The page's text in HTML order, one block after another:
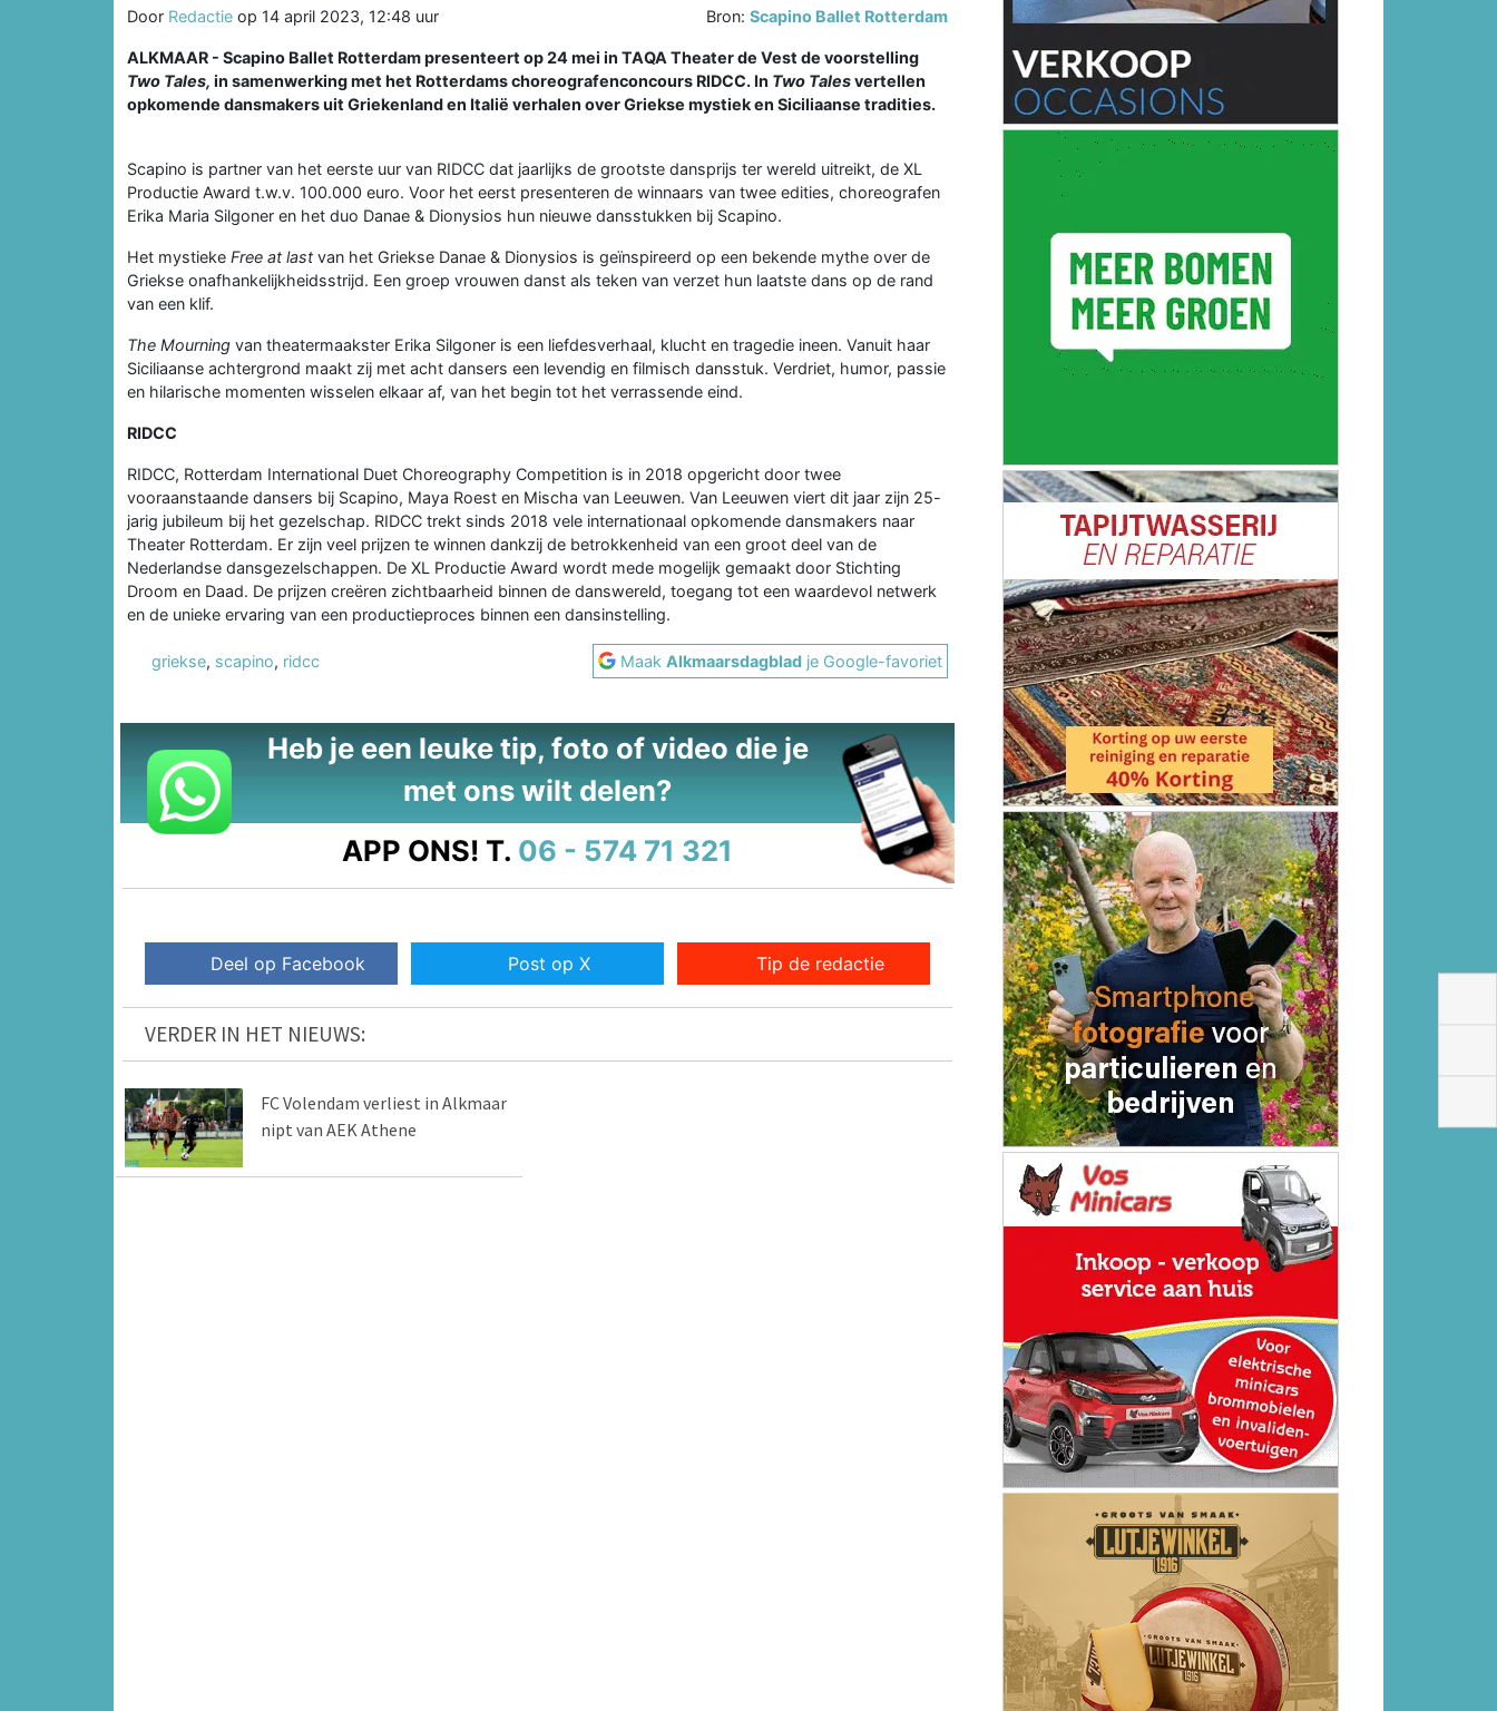
Door Redactie op 14 april 2023, 12:48 uur Bron:Scapino Ballet Rotterdam
ALKMAAR - Scapino Ballet Rotterdam presenteert op 24 mei in TAQA Theater de Vest de voorstelling
Two Tales, in samenwerking met het Rotterdams choreografenconcours RIDCC. In Two Talesvertellen
opkomende dansmakers uit Griekenland en Italië verhalen over Griekse mystiek en Siciliaanse tradities.
Scapino is partner van het eerste uur van RIDCC dat jaarlijks de grootste dansprijs ter wereld uitreikt, de XL
Productie Award t.w.v. 100.000 euro. Voor het eerst presenteren de winnaars van twee edities, choreografen
Erika Maria Silgoner en het duo Danae & Dionysios hun nieuwe dansstukken bij Scapino.
Het mystieke Free at last van het Griekse Danae & Dionysios is geïnspireerd op een bekende mythe over de
Griekse onafhankelijkheidsstrijd. Een groep vrouwen danst als teken van verzet hun laatste dans op de rand
van een klif.
The Mourning van theatermaakster Erika Silgoner is een liefdesverhaal, klucht en tragedie ineen. Vanuit haar
Siciliaanse achtergrond maakt zij met acht dansers een levendig en filmisch dansstuk. Verdriet, humor, passie
en hilarische momenten wisselen elkaar af, van het begin tot het verrassende eind.
RIDCC
RIDCC, Rotterdam International Duet Choreography Competition is in 2018 opgericht door twee
vooraanstaande dansers bij Scapino, Maya Roest en Mischa van Leeuwen. Van Leeuwen viert dit jaar zijn 25-
jarig jubileum bij het gezelschap. RIDCC trekt sinds 2018 vele internationaal opkomende dansmakers naar
Theater Rotterdam. Er zijn veel prijzen te winnen dankzij de betrokkenheid van een groot deel van de
Nederlandse dansgezelschappen. De XL Productie Award wordt mede mogelijk gemaakt door Stichting
Droom en Daad. De prijzen creëren zichtbaarheid binnen de danswereld, toegang tot een waardevol netwerk
en de unieke ervaring van een productieproces binnen een dansinstelling.
griekse, scapino, ridcc MaakAlkmaarsdagblad je Google-favoriet
Heb je een leuke tip, foto of video die je
met ons wilt delen?
APP ONS! T. 06 - 574 71 321
Deel op Facebook Post op X Tip de redactie
VERDER IN HET NIEUWS:
FC Volendam verliest in Alkmaar
nipt van AEK Athene